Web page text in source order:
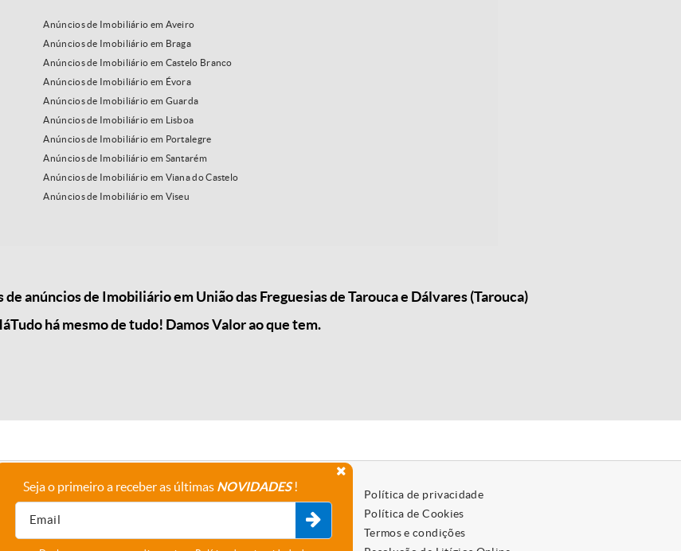
Anúncios de Imobiliário em Aveiro
Anúncios de Imobiliário em Braga
Anúncios de Imobiliário em Castelo Branco
Anúncios de Imobiliário em Évora
Anúncios de Imobiliário em Guarda
Anúncios de Imobiliário em Lisboa
Anúncios de Imobiliário em Portalegre
Anúncios de Imobiliário em Santarém
Anúncios de Imobiliário em Viana do Castelo
Anúncios de Imobiliário em Viseu
anúncios de Imobiliário em União das Freguesias de Tarouca e Dálvares (Tarouca)
há mesmo de tudo! Damos Valor ao que tem.
A empresa
Política de privacidade
Política de Cookies
Termos e condições
Seja o primeiro a receber as últimas NOVIDADES!